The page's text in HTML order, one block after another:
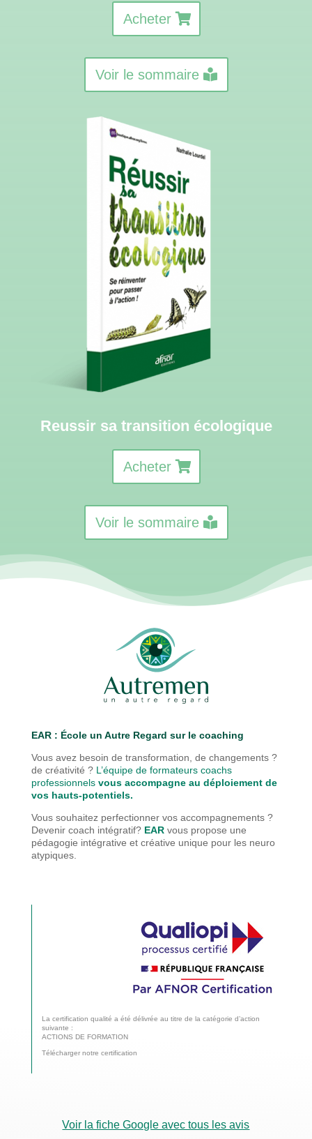
Acheter
Voir le sommaire
Reussir sa transition écologique
Acheter
Voir le sommaire
EAR : École un Autre Regard sur le coaching
Vous avez besoin de transformation, de changements ?
de créativité ? L’équipe de formateurs coachs
professionnels vous accompagne au déploiement de
vos hauts-potentiels.
Vous souhaitez perfectionner vos accompagnements ?
Devenir coach intégratif? EAR vous propose une
pédagogie intégrative et créative unique pour les neuro
atypiques.
La certification qualité a été délivrée au titre de la catégorie d’action
suivante :
ACTIONS DE FORMATION
Télécharger notre certification
Voir la fiche Google avec tous les avis